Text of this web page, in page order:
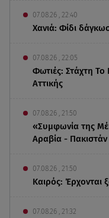
07.08.26 , 22:40
Χανιά: Φίδι
07.08.26 , 22:05
Φωτιές: Στάχτη Το
Αττικής
07.08.26 , 21:50
«Συμφωνία της
Αραβία - Πακιστάν
07.08.26 , 21:50
Καιρός: Έρχονται
07.08.26 , 21:32